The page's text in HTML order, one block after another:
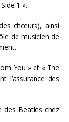
1 ».
chœurs), ainsi
de musicien de
You » et « The
l’assurance des
des Beatles chez